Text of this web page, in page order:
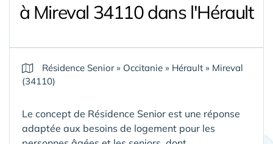
à Mireval 34110 dans l'Hérault
Résidence Senior» Occitanie » Hérault » Mireval
(34110)
Le concept de Résidence Senior est une réponse
adaptée aux besoins de logement pour les